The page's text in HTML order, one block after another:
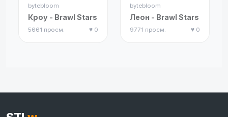
bytebloom
Кроу - Brawl Stars
5661 просм. ♥ 0
bytebloom
Леон - Brawl Stars
9771 просм. ♥ 0